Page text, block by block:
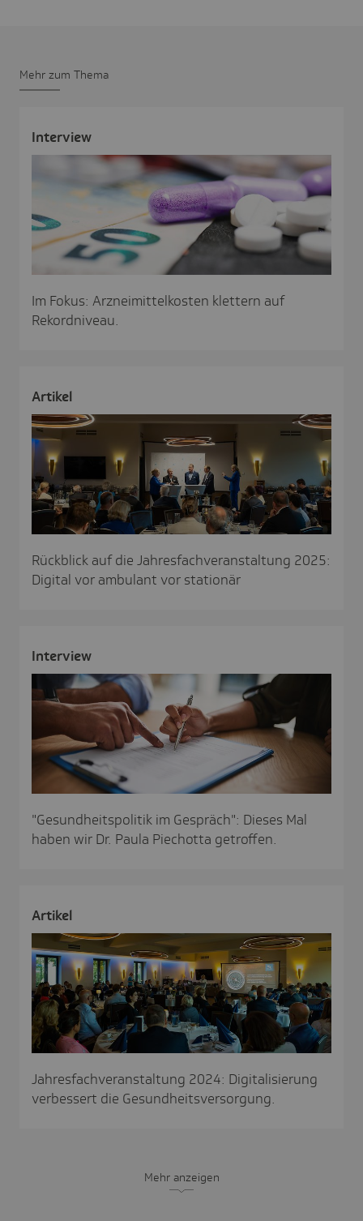
Mehr zum Thema
Inter­view
Im Fokus: Arzneimittelkosten klettern auf
Rekordniveau.
Artikel
Rückblick auf die Jahresfachveranstaltung 2025:
Digital vor ambulant vor stationär
Inter­view
"Gesundheitspolitik im Gespräch": Dieses Mal
haben wir Dr. Paula Piechotta getroffen.
Artikel
Jahresfachveranstaltung 2024: Digitalisierung
verbessert die Gesundheitsversorgung.
Mehr anzeigen